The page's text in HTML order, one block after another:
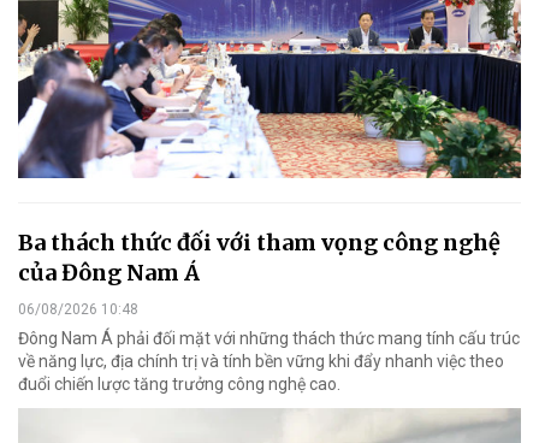
Ba thách thức đối với tham vọng công nghệ
của Đông Nam Á
06/08/2026 10:48
Đông Nam Á phải đối mặt với những thách thức mang tính cấu trúc
về năng lực, địa chính trị và tính bền vững khi đẩy nhanh việc theo
đuổi chiến lược tăng trưởng công nghệ cao.